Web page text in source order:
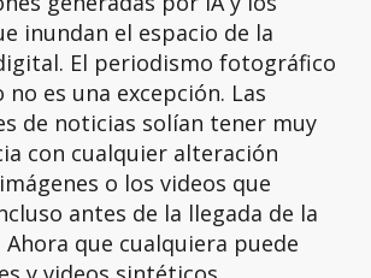
inundan el espacio de la
El periodismo fotográfico
es una excepción. Las
de noticias solían tener muy
con cualquier alteración
o los videos que
antes de la llegada de la
Ahora que cualquiera puede